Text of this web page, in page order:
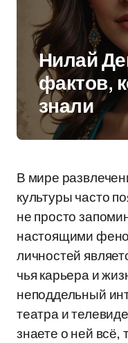
Нилай
фактов,
знали
В мире
культуры часто
не просто
настоящими
личностей
чья карьера и
неподдельный
театра и
знаете о ней всё,